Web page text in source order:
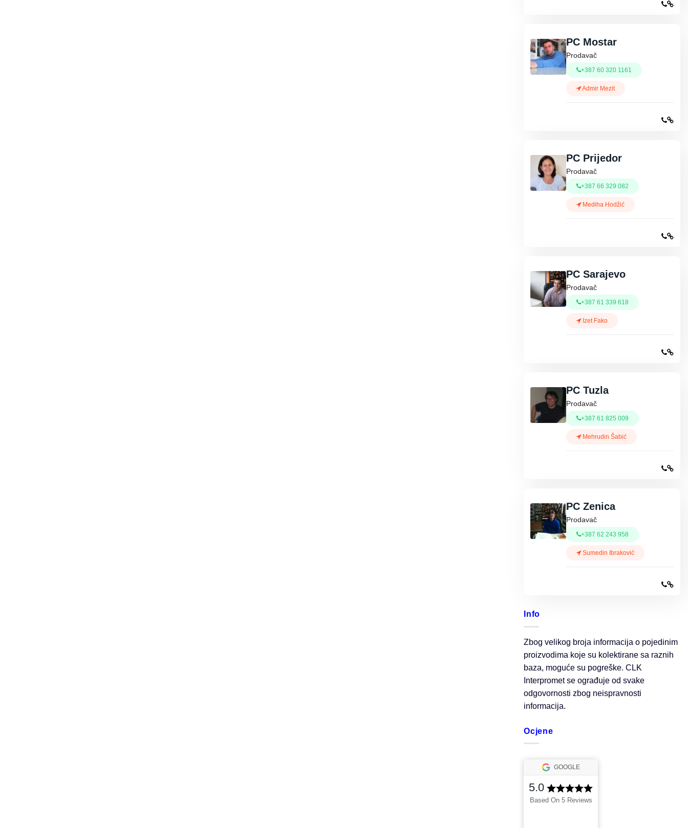
PC Mostar
Prodavač
+387 60 320 1161
Admir Mezit
PC Prijedor
Prodavač
+387 66 329 082
Mediha Hodžić
PC Sarajevo
Prodavač
+387 61 339 618
Izet Fako
PC Tuzla
Prodavač
+387 61 825 009
Mehrudin Šabić
PC Zenica
Prodavač
+387 62 243 958
Sumedin Ibraković
Info
Zbog velikog broja informacija o pojedinim
proizvodima koje su kolektirane sa raznih
baza, moguće su pogreške. CLK
Interpromet se ograđuje od svake
odgovornosti zbog neispravnosti
informacija.
Ocjene
GOOGLE
5.0
Based On 5 Reviews